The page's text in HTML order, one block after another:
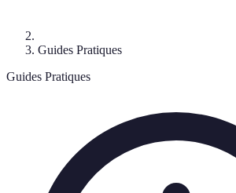
Guides Pratiques
Guides Pratiques